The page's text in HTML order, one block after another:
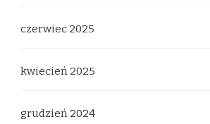
czerwiec 2025
kwiecień 2025
grudzień 2024